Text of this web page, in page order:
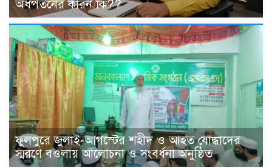
অধপতনের কারন কি??
ফুলপুরে জুলাই-আগস্টের শহীদ ও আহত যোদ্ধাদের
স্মরণে বওলায় আলোচনা ও সংবর্ধনা অনুষ্ঠিত